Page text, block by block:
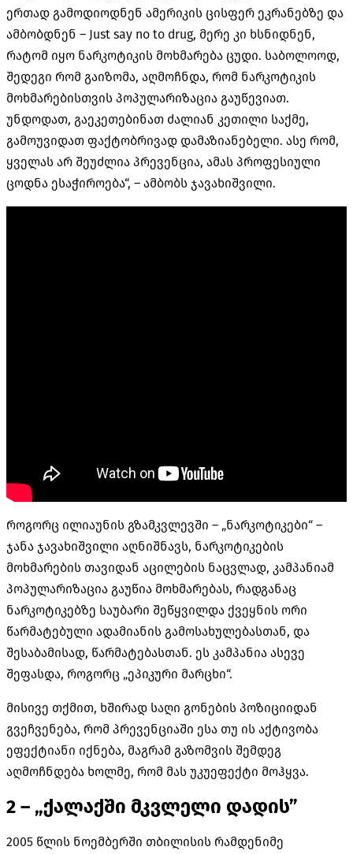
ერთად გამოდიოდნენ ამერიკის ცისფერ ეკრანებზე და
ამბობდნენ – Just say no to drug, მერე კი ხსნიდნენ,
რატომ იყო ნარკოტიკის მოხმარება ცუდი. საბოლოოდ,
შედეგი რომ გაიზომა, აღმოჩნდა, რომ ნარკოტიკის
მოხმარებისთვის პოპულარიზაცია გაუწევიათ.
უნდოდათ, გაეკეთებინათ ძალიან კეთილი საქმე,
გამოუვიდათ ფაქტობრივად დამაზიანებელი. ასე რომ,
ყველას არ შეუძლია პრევენცია, ამას პროფესიული
ცოდნა ესაჭიროება“, – ამბობს ჯავახიშვილი.
როგორც ილიაუნის გზამკვლევში – „ნარკოტიკები“ –
ჯანა ჯავახიშვილი აღნიშნავს, ნარკოტიკების
მოხმარების თავიდან აცილების ნაცვლად, კამპანიამ
პოპულარიზაცია გაუწია მოხმარებას, რადგანაც
ნარკოტიკებზე საუბარი შეწყვილდა ქვეყნის ორი
წარმატებული ადამიანის გამოსახულებასთან, და
შესაბამისად, წარმატებასთან. ეს კამპანია ასევე
შეფასდა, როგორც „ეპიკური მარცხი“.
მისივე თქმით, ხშირად საღი გონების პოზიციიდან
გვეჩვენება, რომ პრევენციაში ესა თუ ის აქტივობა
ეფექტიანი იქნება, მაგრამ გაზომვის შემდეგ
აღმოჩნდება ხოლმე, რომ მას უკუეფექტი მოჰყვა.
2 – „ქალაქში მკვლელი დადის”
2005 წლის ნოემბერში თბილისის რამდენიმე